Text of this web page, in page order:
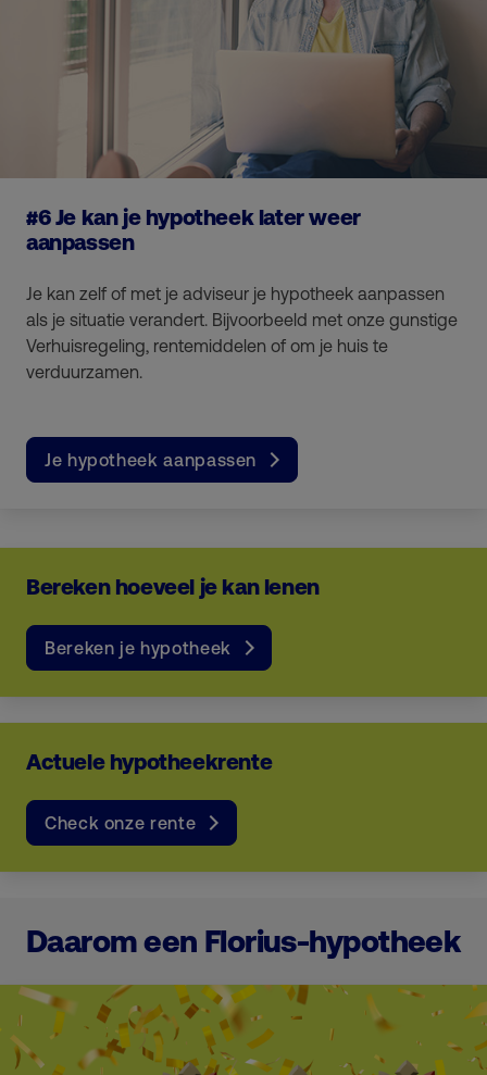
#6 Je kan je hypotheek later weer
aanpassen
Je kan zelf of met je adviseur je hypotheek aanpassen
als je situatie verandert. Bijvoorbeeld met onze gunstige
Verhuisregeling, rentemiddelen of om je huis te
verduurzamen.
Je hypotheek aanpassen
Bereken hoeveel je kan lenen
Bereken je hypotheek
Actuele hypotheekrente
Check onze rente
Daarom een Florius-hypotheek